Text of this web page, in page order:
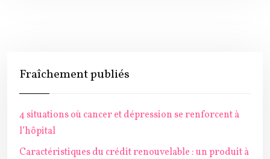
Fraîchement publiés
4 situations où cancer et dépression se renforcent à
l’hôpital
Caractéristiques du crédit renouvelable : un produit à